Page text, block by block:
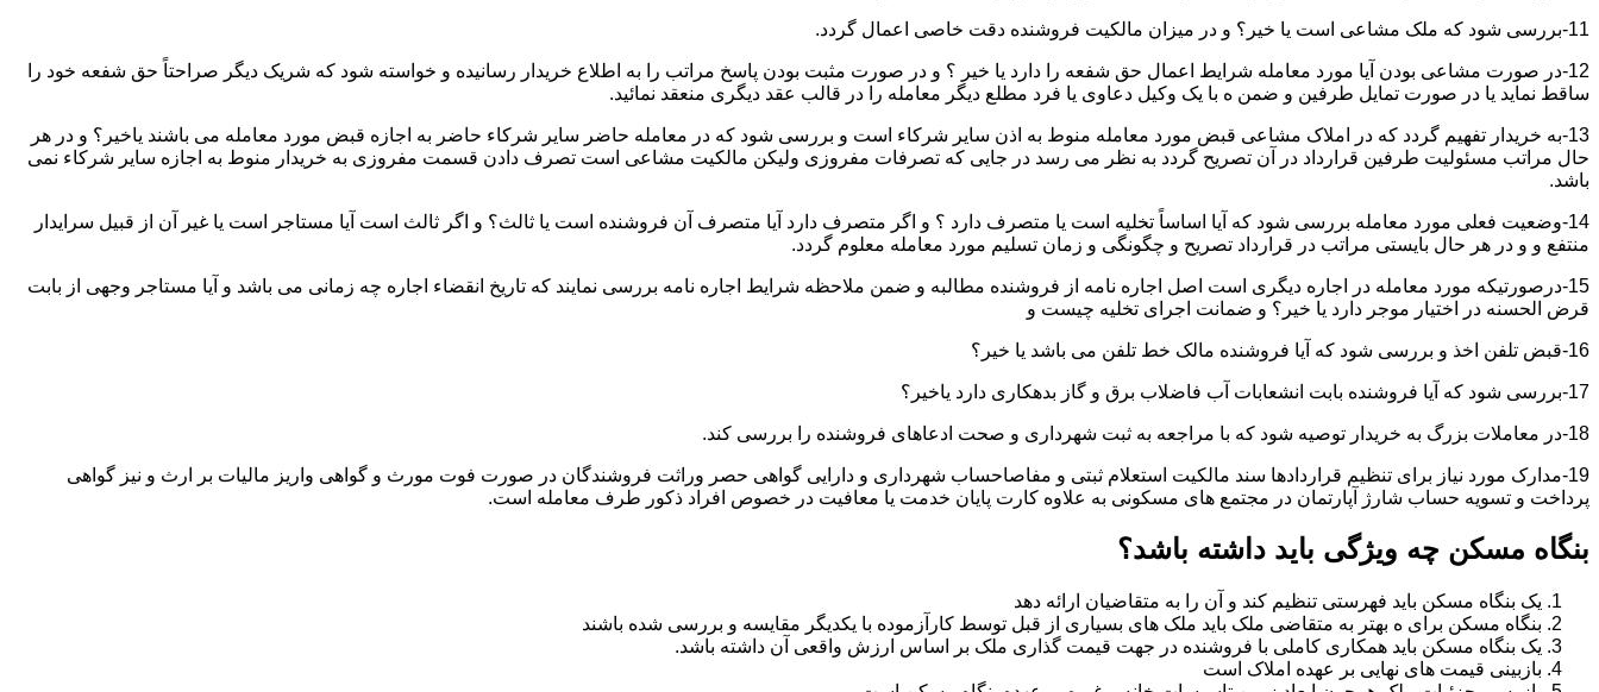
11-بررسی شود که ملک مشاعی است یا خیر؟ و در میزان مالکیت فروشنده دقت خاصی اعمال گردد.
12-در صورت مشاعی بودن آیا مورد معامله شرایط اعمال حق شفعه را دارد یا خیر ؟ و در صورت مثبت بودن پاسخ مراتب را به اطلاع خریدار رسانیده و خواسته شود که شریک دیگر صراحتاً حق شفعه خود را
ساقط نماید یا در صورت تمایل طرفین و ضمن ه با یک وکیل دعاوی یا فرد مطلع دیگر معامله را در قالب عقد دیگری منعقد نمائید.
13-به خریدار تفهیم گردد که در املاک مشاعی قبض مورد معامله منوط به اذن سایر شرکاء است و بررسی شود که در معامله حاضر سایر شرکاء حاضر به اجازه قبض مورد معامله می باشند یاخیر؟ و در هر
حال مراتب مسئولیت طرفین قرارداد در آن تصریح گردد به نظر می رسد در جایی که تصرفات مفروزی ولیکن مالکیت مشاعی است تصرف دادن قسمت مفروزی به خریدار منوط به اجازه سایر شرکاء نمی
باشد.
14-وضعیت فعلی مورد معامله بررسی شود که آیا اساساً تخلیه است یا متصرف دارد ؟ و اگر متصرف دارد آیا متصرف آن فروشنده است یا ثالث؟ و اگر ثالث است آیا مستاجر است یا غیر آن از قبیل سرایدار
منتفع و و در هر حال بایستی مراتب در قرارداد تصریح و چگونگی و زمان تسلیم مورد معامله معلوم گردد.
15-درصورتیکه مورد معامله در اجاره دیگری است اصل اجاره نامه از فروشنده مطالبه و ضمن ملاحظه شرایط اجاره نامه بررسی نمایند که تاریخ انقضاء اجاره چه زمانی می باشد و آیا مستاجر وجهی از بابت
قرض الحسنه در اختیار موجر دارد یا خیر؟ و ضمانت اجرای تخلیه چیست و
16-قبض تلفن اخذ و بررسی شود که آیا فروشنده مالک خط تلفن می باشد یا خیر؟
17-بررسی شود که آیا فروشنده بابت انشعابات آب فاضلاب برق و گاز بدهکاری دارد یاخیر؟
18-در معاملات بزرگ به خریدار توصیه شود که با مراجعه به ثبت شهرداری و صحت ادعاهای فروشنده را بررسی کند.
19-مدارک مورد نیاز برای تنظیم قراردادها سند مالکیت استعلام ثبتی و مفاصاحساب شهرداری و دارایی گواهی حصر وراثت فروشندگان در صورت فوت مورث و گواهی واریز مالیات بر ارث و نیز گواهی
پرداخت و تسویه حساب شارژ آپارتمان در مجتمع های مسکونی به علاوه کارت پایان خدمت یا معافیت در خصوص افراد ذکور طرف معامله است.
بنگاه مسکن چه ویژگی باید داشته باشد؟
یک بنگاه مسکن باید فهرستی تنظیم کند و آن را به متقاضیان ارائه دهد
بنگاه مسکن برای ه بهتر به متقاضی ملک باید ملک های بسیاری از قبل توسط کارآزموده با یکدیگر مقایسه و بررسی شده باشند
یک بنگاه مسکن باید همکاری کاملی با فروشنده در جهت قیمت گذاری ملک بر اساس ارزش واقعی آن داشته باشد.
بازبینی قیمت های نهایی بر عهده املاک است